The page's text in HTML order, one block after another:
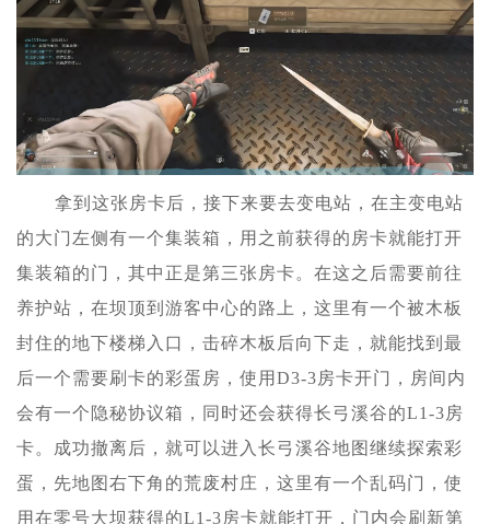
拿到这张房卡后，接下来要去变电站，在主变电站
的大门左侧有一个集装箱，用之前获得的房卡就能打开
集装箱的门，其中正是第三张房卡。在这之后需要前往
养护站，在坝顶到游客中心的路上，这里有一个被木板
封住的地下楼梯入口，击碎木板后向下走，就能找到最
后一个需要刷卡的彩蛋房，使用D3-3房卡开门，房间内
会有一个隐秘协议箱，同时还会获得长弓溪谷的L1-3房
卡。成功撤离后，就可以进入长弓溪谷地图继续探索彩
蛋，先地图右下角的荒废村庄，这里有一个乱码门，使
用在零号大坝获得的L1-3房卡就能打开，门内会刷新第